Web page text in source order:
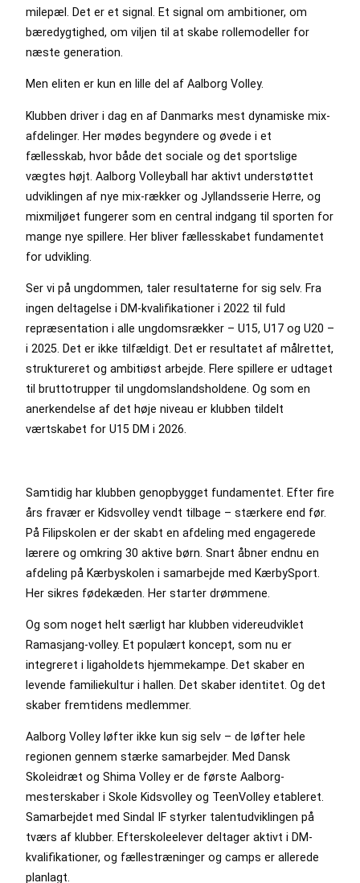
milepæl. Det er et signal. Et signal om ambitioner, om
bæredygtighed, om viljen til at skabe rollemodeller for
næste generation.
Men eliten er kun en lille del af Aalborg Volley.
Klubben driver i dag en af Danmarks mest dynamiske mix-
afdelinger. Her mødes begyndere og øvede i et
fællesskab, hvor både det sociale og det sportslige
vægtes højt. Aalborg Volleyball har aktivt understøttet
udviklingen af nye mix-rækker og Jyllandsserie Herre, og
mixmiljøet fungerer som en central indgang til sporten for
mange nye spillere. Her bliver fællesskabet fundamentet
for udvikling.
Ser vi på ungdommen, taler resultaterne for sig selv. Fra
ingen deltagelse i DM-kvalifikationer i 2022 til fuld
repræsentation i alle ungdomsrækker – U15, U17 og U20 –
i 2025. Det er ikke tilfældigt. Det er resultatet af målrettet,
struktureret og ambitiøst arbejde. Flere spillere er udtaget
til bruttotrupper til ungdomslandsholdene. Og som en
anerkendelse af det høje niveau er klubben tildelt
værtskabet for U15 DM i 2026.
Samtidig har klubben genopbygget fundamentet. Efter fire
års fravær er Kidsvolley vendt tilbage – stærkere end før.
På Filipskolen er der skabt en afdeling med engagerede
lærere og omkring 30 aktive børn. Snart åbner endnu en
afdeling på Kærbyskolen i samarbejde med KærbySport.
Her sikres fødekæden. Her starter drømmene.
Og som noget helt særligt har klubben videreudviklet
Ramasjang-volley. Et populært koncept, som nu er
integreret i ligaholdets hjemmekampe. Det skaber en
levende familiekultur i hallen. Det skaber identitet. Og det
skaber fremtidens medlemmer.
Aalborg Volley løfter ikke kun sig selv – de løfter hele
regionen gennem stærke samarbejder. Med Dansk
Skoleidræt og Shima Volley er de første Aalborg-
mesterskaber i Skole Kidsvolley og TeenVolley etableret.
Samarbejdet med Sindal IF styrker talentudviklingen på
tværs af klubber. Efterskoleelever deltager aktivt i DM-
kvalifikationer, og fællestræninger og camps er allerede
planlagt.